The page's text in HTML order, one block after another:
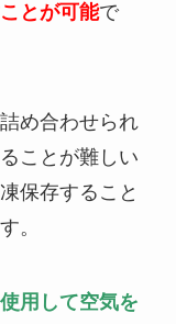
とが可能で
め合わせられ
ことが難しい
保存すること
。
用して空気を